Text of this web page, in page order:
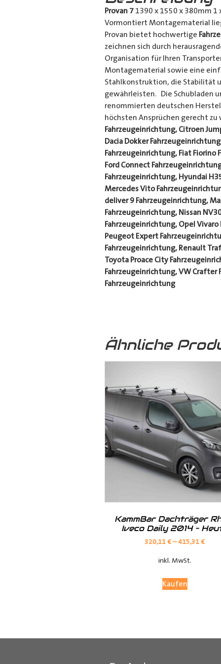
Provan 71390 x 1550 x 380mm 1
Vormontiert Montagematerial
Provan bietet hochwertige
zeichnen sich durch
Organisation für Ihren
Montagematerial sowie eine
Stahlkonstruktion, die Stabilität
gewährleisten. Die Schubladen
renommierten deutschen
höchsten Ansprüchen gerecht zu
Fahrzeugeinrichtung, Citroen
Dacia Dokker
Fahrzeugeinrichtung, Fiat Fiorino
Ford Connect
Fahrzeugeinrichtung, Hyundai
Mercedes Vito
deliver 9 Fahrzeugeinrichtung,
Fahrzeugeinrichtung, Nissan
Fahrzeugeinrichtung, Opel
Peugeot Expert
Fahrzeugeinrichtung, Renault
Toyota Proace City
Fahrzeugeinrichtung, VW Crafter
Fahrzeugeinrichtung
Ähnliche
KammBar Dachträger
Iveco Daily 2014 –
320,11€–415,31€
inkl. MwSt.
Kaufen